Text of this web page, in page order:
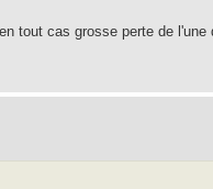
tout cas grosse perte de l'une